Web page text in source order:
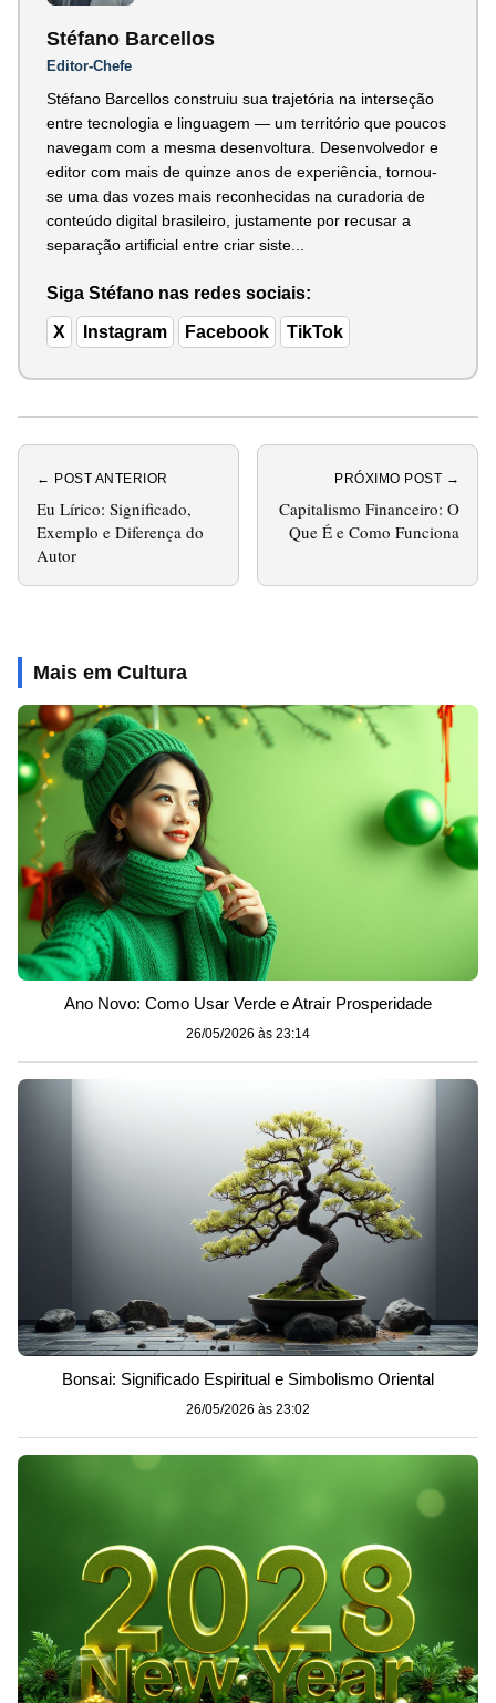
Stéfano Barcellos
Editor-Chefe
Stéfano Barcellos construiu sua trajetória na interseção
entre tecnologia e linguagem — um território que poucos
navegam com a mesma desenvoltura. Desenvolvedor e
editor com mais de quinze anos de experiência, tornou-
se uma das vozes mais reconhecidas na curadoria de
conteúdo digital brasileiro, justamente por recusar a
separação artificial entre criar siste...
Siga Stéfano nas redes sociais:
X Instagram Facebook TikTok
← POST ANTERIOR
Eu Lírico: Significado,
Exemplo e Diferença do
Autor
PRÓXIMO POST →
Capitalismo Financeiro: O
Que É e Como Funciona
Mais em Cultura
Ano Novo: Como Usar Verde e Atrair Prosperidade
26/05/2026 às 23:14
Bonsai: Significado Espiritual e Simbolismo Oriental
26/05/2026 às 23:02